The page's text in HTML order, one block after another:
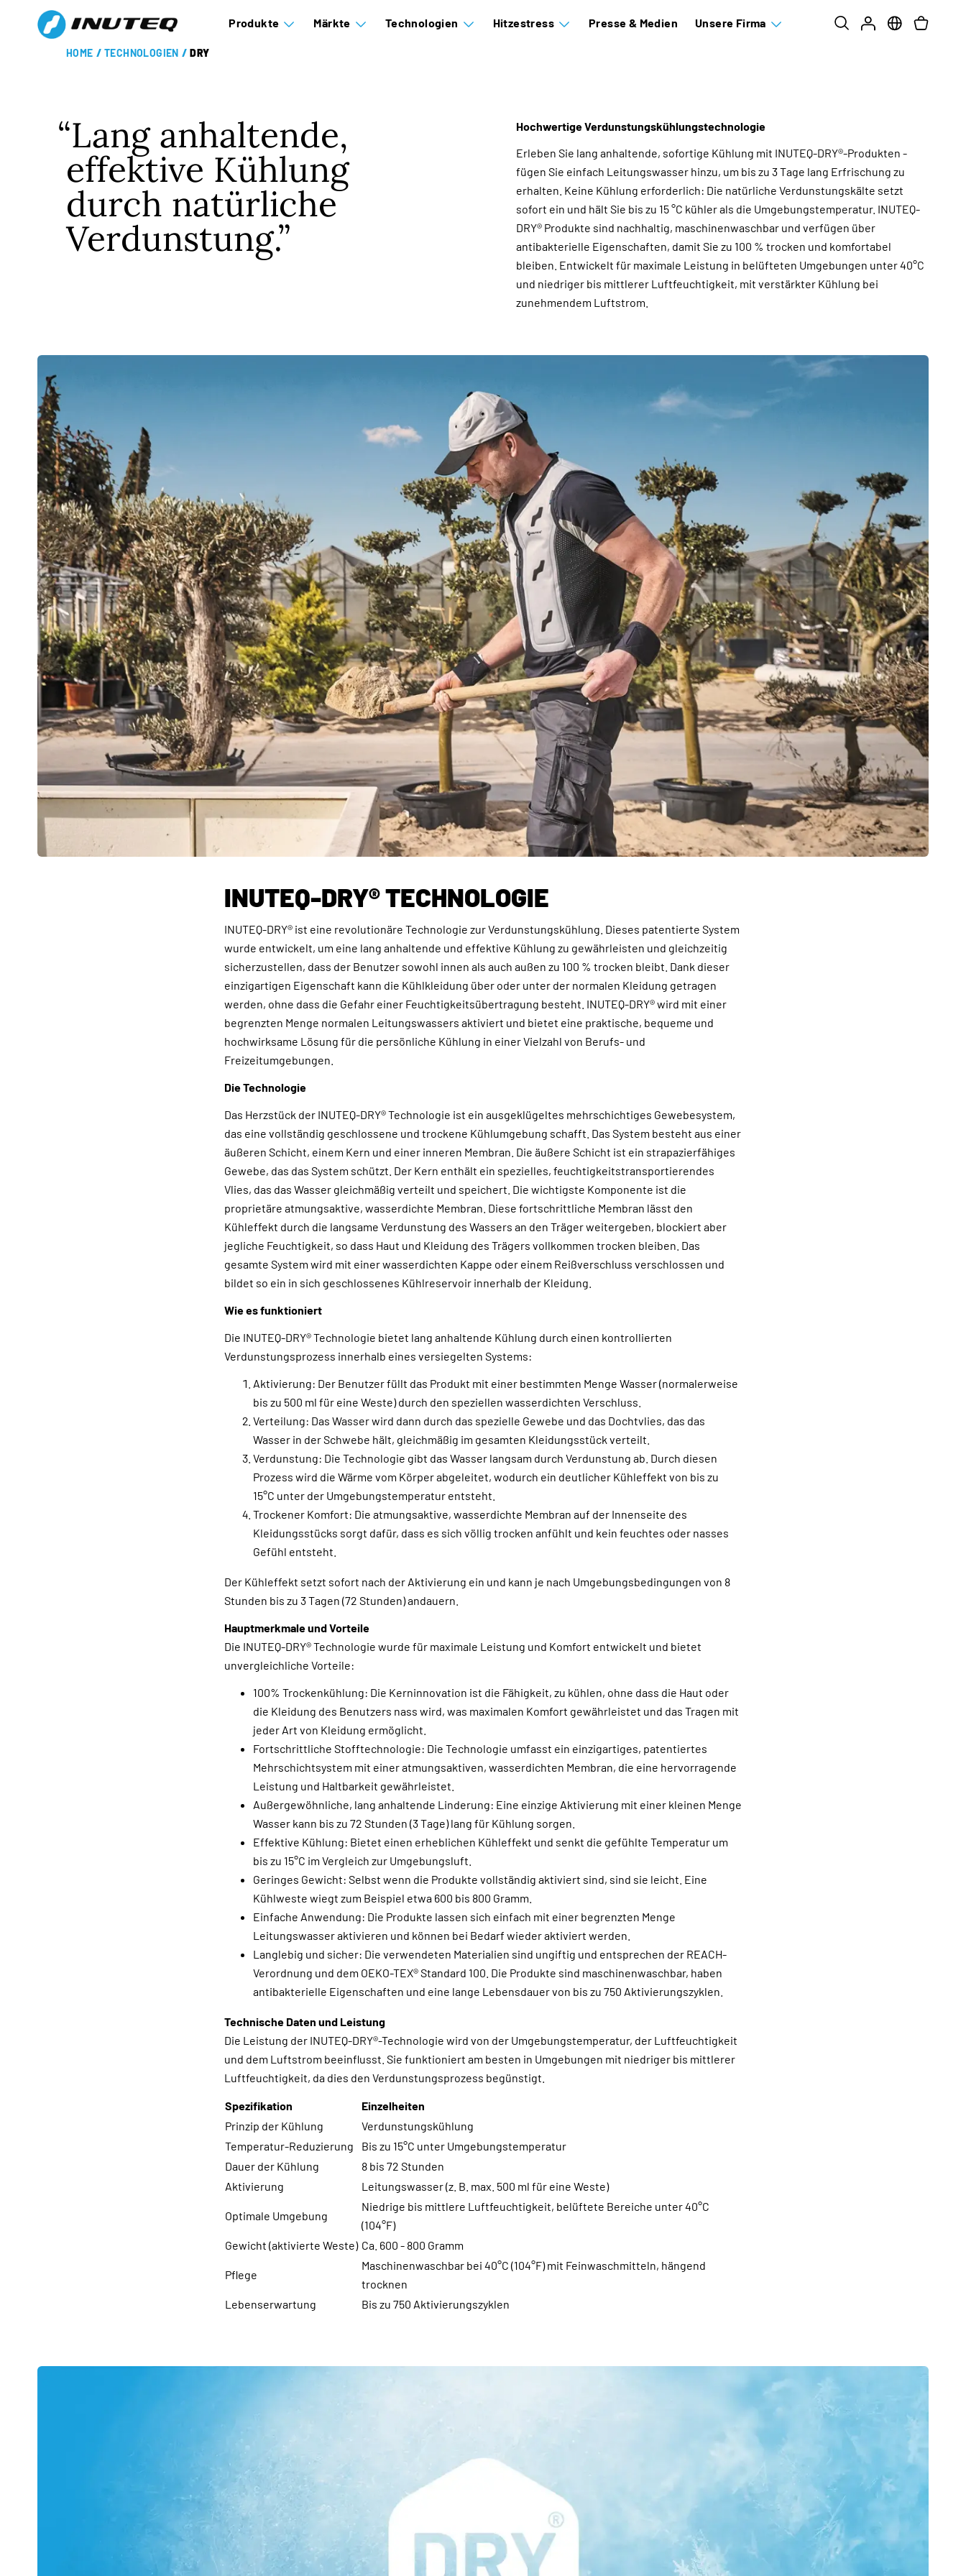
Produkte Märkte Technologien Hitzestress Presse & Medien Unsere Firma
HOME / TECHNOLOGIEN / DRY
Lang anhaltende,
effektive Kühlung
durch natürliche
Verdunstung.
Hochwertige Verdunstungskühlungstechnologie
Erleben Sie lang anhaltende, sofortige Kühlung mit INUTEQ-DRY®-Produkten -
fügen Sie einfach Leitungswasser hinzu, um bis zu 3 Tage lang Erfrischung zu
erhalten. Keine Kühlung erforderlich: Die natürliche Verdunstungskälte setzt
sofort ein und hält Sie bis zu 15 °C kühler als die Umgebungstemperatur. INUTEQ-
DRY® Produkte sind nachhaltig, maschinenwaschbar und verfügen über
antibakterielle Eigenschaften, damit Sie zu 100 % trocken und komfortabel
bleiben. Entwickelt für maximale Leistung in belüfteten Umgebungen unter 40°C
und niedriger bis mittlerer Luftfeuchtigkeit, mit verstärkter Kühlung bei
zunehmendem Luftstrom.
INUTEQ-DRY® TECHNOLOGIE
INUTEQ-DRY® ist eine revolutionäre Technologie zur Verdunstungskühlung. Dieses patentierte System
wurde entwickelt, um eine lang anhaltende und effektive Kühlung zu gewährleisten und gleichzeitig
sicherzustellen, dass der Benutzer sowohl innen als auch außen zu 100 % trocken bleibt. Dank dieser
einzigartigen Eigenschaft kann die Kühlkleidung über oder unter der normalen Kleidung getragen
werden, ohne dass die Gefahr einer Feuchtigkeitsübertragung besteht. INUTEQ-DRY® wird mit einer
begrenzten Menge normalen Leitungswassers aktiviert und bietet eine praktische, bequeme und
hochwirksame Lösung für die persönliche Kühlung in einer Vielzahl von Berufs- und
Freizeitumgebungen.
Die Technologie
Das Herzstück der INUTEQ-DRY® Technologie ist ein ausgeklügeltes mehrschichtiges Gewebesystem,
das eine vollständig geschlossene und trockene Kühlumgebung schafft. Das System besteht aus einer
äußeren Schicht, einem Kern und einer inneren Membran. Die äußere Schicht ist ein strapazierfähiges
Gewebe, das das System schützt. Der Kern enthält ein spezielles, feuchtigkeitstransportierendes
Vlies, das das Wasser gleichmäßig verteilt und speichert. Die wichtigste Komponente ist die
proprietäre atmungsaktive, wasserdichte Membran. Diese fortschrittliche Membran lässt den
Kühleffekt durch die langsame Verdunstung des Wassers an den Träger weitergeben, blockiert aber
jegliche Feuchtigkeit, so dass Haut und Kleidung des Trägers vollkommen trocken bleiben. Das
gesamte System wird mit einer wasserdichten Kappe oder einem Reißverschluss verschlossen und
bildet so ein in sich geschlossenes Kühlreservoir innerhalb der Kleidung.
Wie es funktioniert
Die INUTEQ-DRY® Technologie bietet lang anhaltende Kühlung durch einen kontrollierten
Verdunstungsprozess innerhalb eines versiegelten Systems:
Aktivierung: Der Benutzer füllt das Produkt mit einer bestimmten Menge Wasser (normalerweise
bis zu 500 ml für eine Weste) durch den speziellen wasserdichten Verschluss.
Verteilung: Das Wasser wird dann durch das spezielle Gewebe und das Dochtvlies, das das
Wasser in der Schwebe hält, gleichmäßig im gesamten Kleidungsstück verteilt.
Verdunstung: Die Technologie gibt das Wasser langsam durch Verdunstung ab. Durch diesen
Prozess wird die Wärme vom Körper abgeleitet, wodurch ein deutlicher Kühleffekt von bis zu
15°C unter der Umgebungstemperatur entsteht.
Trockener Komfort: Die atmungsaktive, wasserdichte Membran auf der Innenseite des
Kleidungsstücks sorgt dafür, dass es sich völlig trocken anfühlt und kein feuchtes oder nasses
Gefühl entsteht.
Der Kühleffekt setzt sofort nach der Aktivierung ein und kann je nach Umgebungsbedingungen von 8
Stunden bis zu 3 Tagen (72 Stunden) andauern.
Hauptmerkmale und Vorteile
Die INUTEQ-DRY® Technologie wurde für maximale Leistung und Komfort entwickelt und bietet
unvergleichliche Vorteile:
100% Trockenkühlung: Die Kerninnovation ist die Fähigkeit, zu kühlen, ohne dass die Haut oder
die Kleidung des Benutzers nass wird, was maximalen Komfort gewährleistet und das Tragen mit
jeder Art von Kleidung ermöglicht.
Fortschrittliche Stofftechnologie: Die Technologie umfasst ein einzigartiges, patentiertes
Mehrschichtsystem mit einer atmungsaktiven, wasserdichten Membran, die eine hervorragende
Leistung und Haltbarkeit gewährleistet.
Außergewöhnliche, lang anhaltende Linderung: Eine einzige Aktivierung mit einer kleinen Menge
Wasser kann bis zu 72 Stunden (3 Tage) lang für Kühlung sorgen.
Effektive Kühlung: Bietet einen erheblichen Kühleffekt und senkt die gefühlte Temperatur um
bis zu 15°C im Vergleich zur Umgebungsluft.
Geringes Gewicht: Selbst wenn die Produkte vollständig aktiviert sind, sind sie leicht. Eine
Kühlweste wiegt zum Beispiel etwa 600 bis 800 Gramm.
Einfache Anwendung: Die Produkte lassen sich einfach mit einer begrenzten Menge
Leitungswasser aktivieren und können bei Bedarf wieder aktiviert werden.
Langlebig und sicher: Die verwendeten Materialien sind ungiftig und entsprechen der REACH-
Verordnung und dem OEKO-TEX® Standard 100. Die Produkte sind maschinenwaschbar, haben
antibakterielle Eigenschaften und eine lange Lebensdauer von bis zu 750 Aktivierungszyklen.
Technische Daten und Leistung
Die Leistung der INUTEQ-DRY®-Technologie wird von der Umgebungstemperatur, der Luftfeuchtigkeit
und dem Luftstrom beeinflusst. Sie funktioniert am besten in Umgebungen mit niedriger bis mittlerer
Luftfeuchtigkeit, da dies den Verdunstungsprozess begünstigt.
Spezifikation
Einzelheiten
Prinzip der Kühlung
Verdunstungskühlung
Temperatur-Reduzierung
Bis zu 15°C unter Umgebungstemperatur
Dauer der Kühlung
8 bis 72 Stunden
Aktivierung
Leitungswasser (z. B. max. 500 ml für eine Weste)
Optimale Umgebung
Niedrige bis mittlere Luftfeuchtigkeit, belüftete Bereiche unter 40°C
(104°F)
Gewicht (aktivierte Weste) Ca. 600 - 800 Gramm
Pflege
Maschinenwaschbar bei 40°C (104°F) mit Feinwaschmitteln, hängend
trocknen
Lebenserwartung
Bis zu 750 Aktivierungszyklen